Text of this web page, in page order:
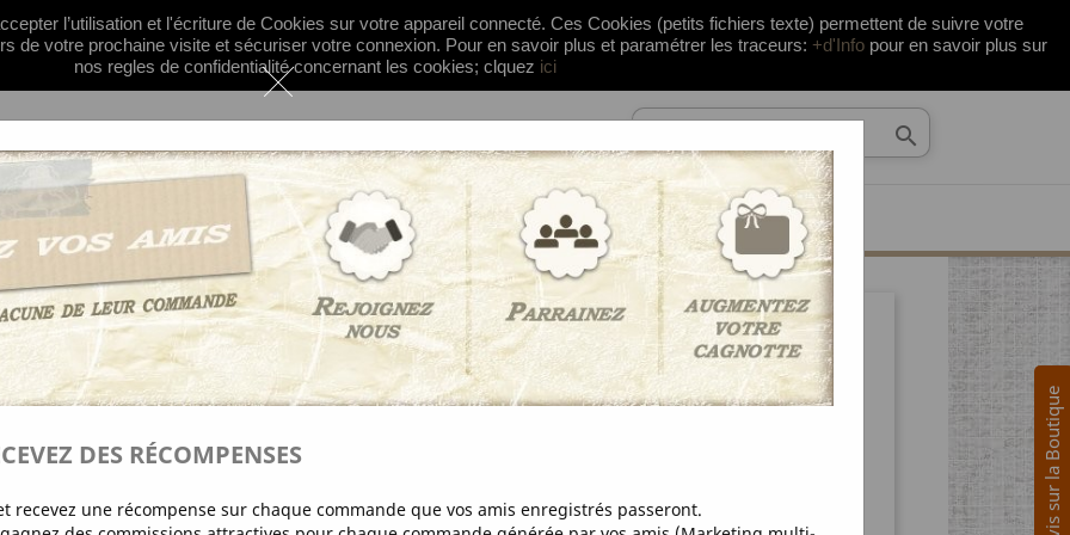
l’utilisation et l'écriture de Cookies sur votre appareil connecté. Ces Cookies (petits fichiers texte) permettent de suivre votre
de votre prochaine visite et sécuriser votre connexion. Pour en savoir plus et paramétrer les traceurs: +d'Info pour en savoir plus sur
nos regles de confidentialité concernant les cookies; clquez ici
Français Devise :EUR € Connexion shopping_cartPanier(0)

INFORMATIONS PLUS...
Mixte
Tag - Découpe papier-stickers Petits Tags
PETITS TAGS
1,25 €
Beige
DES RÉCOMPENSES
recevez une récompense sur chaque commande que vos amis enregistrés passeront.
Avis sur la Boutique